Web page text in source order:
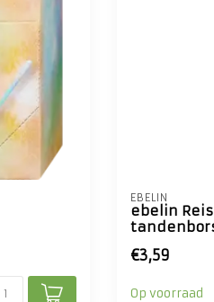
EBELIN
ebelin
€3,59
Op voorraad